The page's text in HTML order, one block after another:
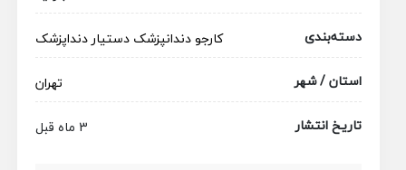
دسته‌بندی
کارجودندانپزشک دستیار دنداپزشک
استان / شهر
تهران
تاریخ انتشار
3 ماه قبل